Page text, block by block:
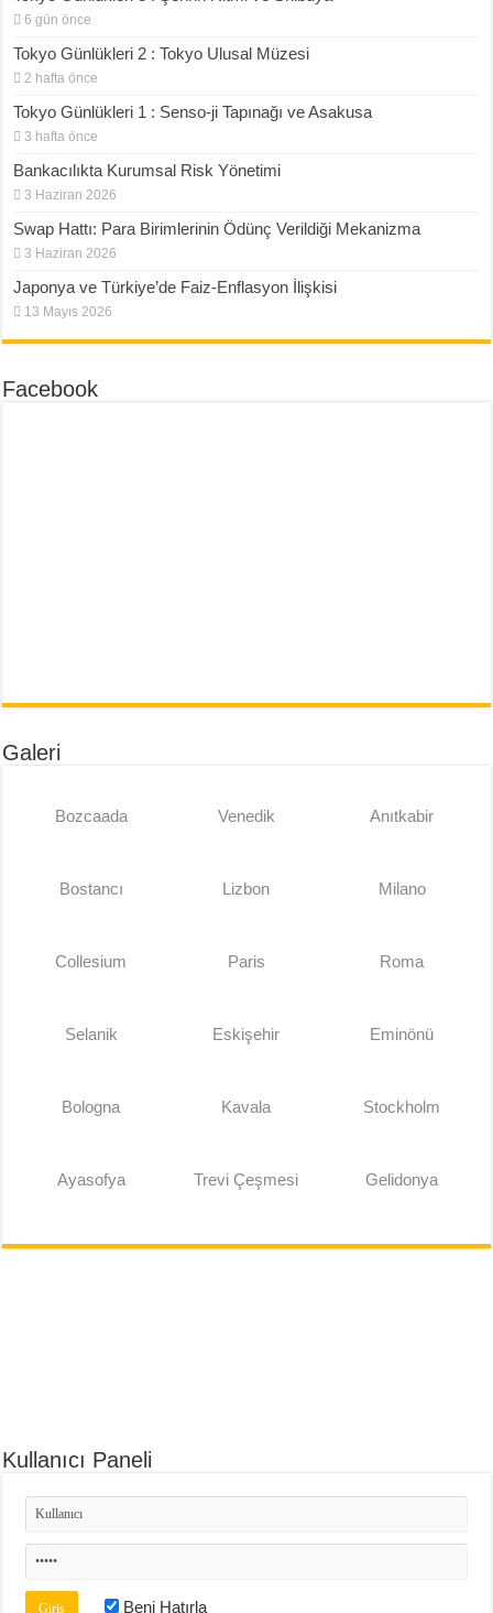
6 gün önce
Tokyo Günlükleri 2 : Tokyo Ulusal Müzesi
2 hafta önce
Tokyo Günlükleri 1 : Senso-ji Tapınağı ve Asakusa
3 hafta önce
Bankacılıkta Kurumsal Risk Yönetimi
3 Haziran 2026
Swap Hattı: Para Birimlerinin Ödünç Verildiği Mekanizma
3 Haziran 2026
Japonya ve Türkiye’de Faiz-Enflasyon İlişkisi
13 Mayıs 2026
Facebook
Galeri
Bozcaada Venedik Anıtkabir
Bostancı Lizbon Milano
Collesium Paris Roma
Selanik Eskişehir Eminönü
Bologna Kavala Stockholm
Ayasofya Trevi Çeşmesi Gelidonya
Kullanıcı Paneli
Beni Hatırla